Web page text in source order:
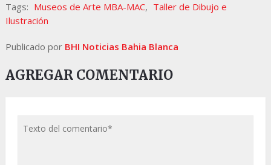
Tags: Museos de Arte MBA-MAC, Taller de Dibujo e
Ilustración
Publicado por BHI Noticias Bahia Blanca
AGREGAR COMENTARIO